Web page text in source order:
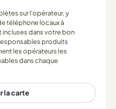
sur l'opérateur, y
téléphone locaux à
dans votre bon
produits
les opérateurs les
dans chaque
la carte